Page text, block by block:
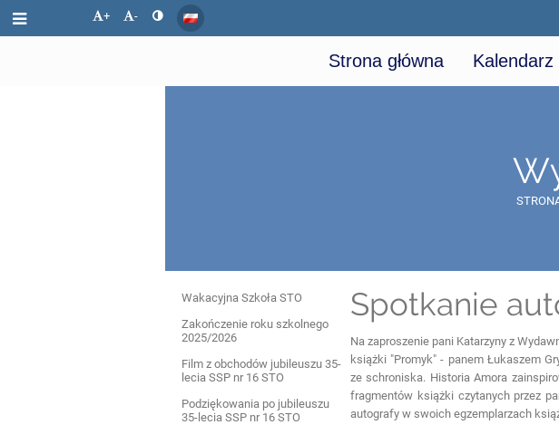
+ -
Strona główna Kalendarz
Wydarzenia
Wakacyjna Szkoła STO
Zakończenie roku szkolnego
2025/2026
Film z obchodów jubileuszu 35-
lecia SSP nr 16 STO
Podziękowania po jubileuszu
35-lecia SSP nr 16 STO
Spotkanie
Na zaproszenie pani Katarzyny z
książki "Promyk" - panem Łukaszem
ze schroniska. Historia Amora
fragmentów książki czytanych przez
autografy w swoich egzemplarzach